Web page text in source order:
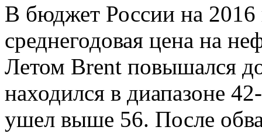
В бюджет России на 2016
среднегодовая цена на
Летом Brent повышался
находился в диапазоне
ушел выше 56. После